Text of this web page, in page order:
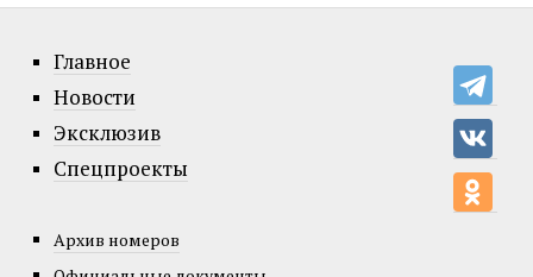
Главное
Новости
Эксклюзив
Спецпроекты
Архив номеров